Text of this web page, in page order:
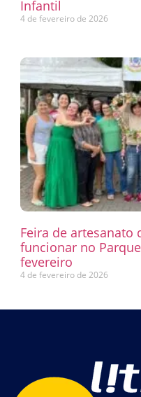
Infantil
4 de fevereiro de 2026
Feira de artesanato
funcionar no
fevereiro
4 de fevereiro de 2026